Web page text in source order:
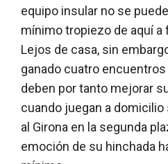
equipo insular no se
mínimo tropiezo de aquí a
Lejos de casa, sin
ganado cuatro
deben por tanto mejorar
cuando juegan a
al Girona en la segunda
emoción de su hinchada